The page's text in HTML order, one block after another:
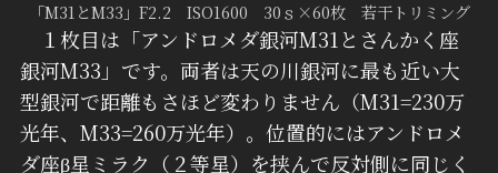
「M31とM33」F2.2 ISO1600 30ｓ×60枚 若干トリミング
１枚目は「アンドロメダ銀河M31とさんかく座
銀河M33」です。両者は天の川銀河に最も近い大
型銀河で距離もさほど変わりません（M31=230万
光年、M33=260万光年）。位置的にはアンドロメ
ダ座β星ミラク（２等星）を挟んで反対側に同じく